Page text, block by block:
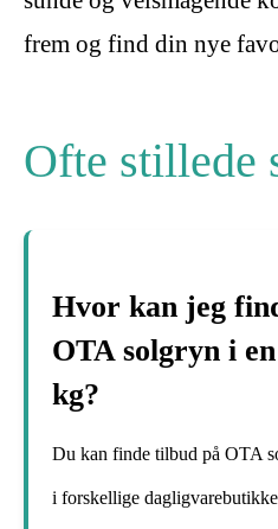
frem og find din nye
Ofte stillede
Hvor kan jeg
OTA solgryn i
kg?
Du kan finde tilbud på OTA
i forskellige